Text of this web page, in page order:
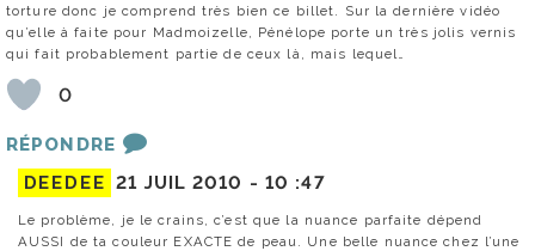
torture donc je comprend très bien ce billet. Sur la dernière vidéo
qu’elle à faite pour Madmoizelle, Pénélope porte un très jolis vernis
qui fait probablement partie de ceux là, mais lequel…
0
RÉPONDRE
DEEDEE 21 JUIL 2010 - 10 :47
Le problème, je le crains, c’est que la nuance parfaite dépend
AUSSI de ta couleur EXACTE de peau. Une belle nuance chez l’une